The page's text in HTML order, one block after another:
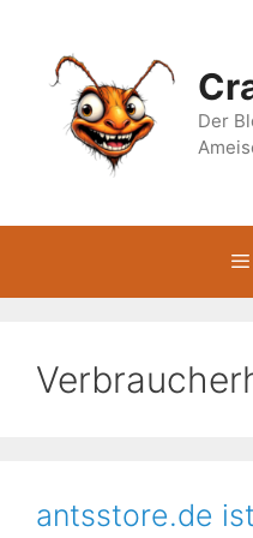
springen
Der
antsstore.de